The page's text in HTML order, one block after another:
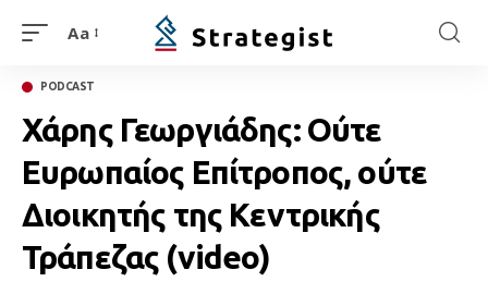
Aa
PODCAST
Χάρης Γεωργιάδης: Ούτε
Ευρωπαίος Επίτροπος, ούτε
Διοικητής της Κεντρικής
Τράπεζας (video)